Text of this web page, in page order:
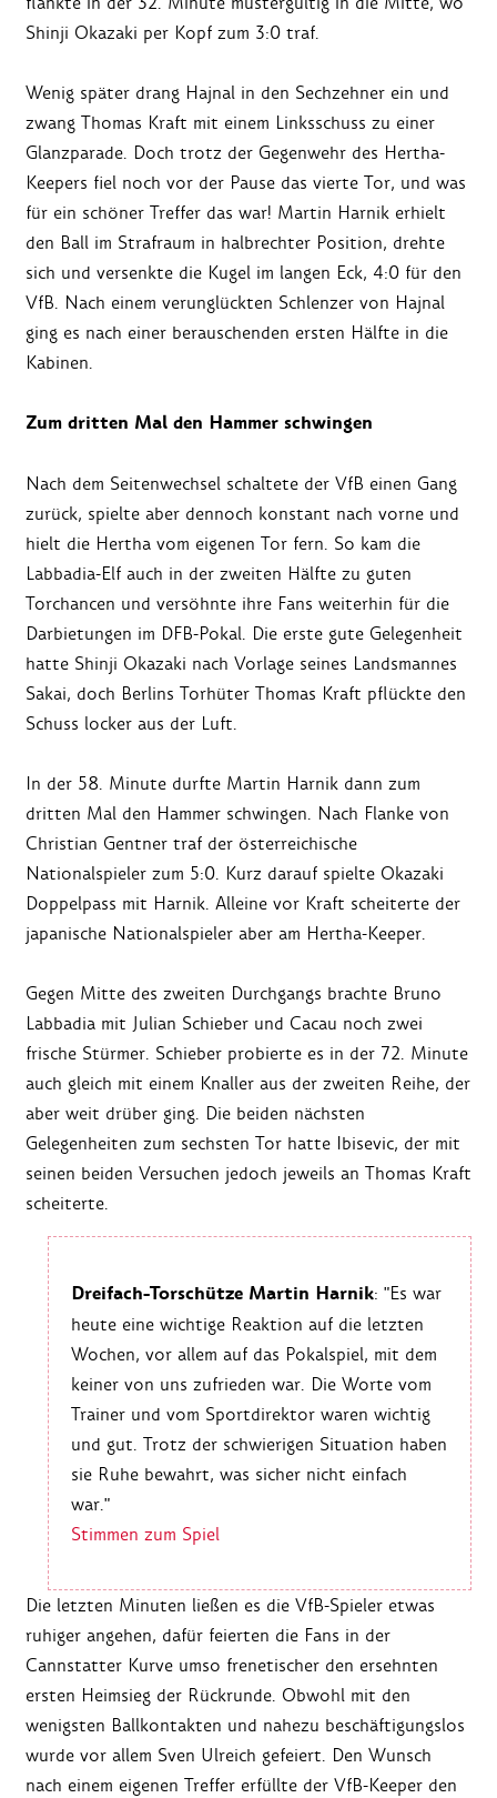
Shinji Okazaki per Kopf zum 3:0 traf.
Wenig später drang Hajnal in den Sechzehner ein und
zwang Thomas Kraft mit einem Linksschuss zu einer
Glanzparade. Doch trotz der Gegenwehr des Hertha-
Keepers fiel noch vor der Pause das vierte Tor, und was
für ein schöner Treffer das war! Martin Harnik erhielt
den Ball im Strafraum in halbrechter Position, drehte
sich und versenkte die Kugel im langen Eck, 4:0 für den
VfB. Nach einem verunglückten Schlenzer von Hajnal
ging es nach einer berauschenden ersten Hälfte in die
Kabinen.
Zum dritten Mal den Hammer schwingen
Nach dem Seitenwechsel schaltete der VfB einen Gang
zurück, spielte aber dennoch konstant nach vorne und
hielt die Hertha vom eigenen Tor fern. So kam die
Labbadia-Elf auch in der zweiten Hälfte zu guten
Torchancen und versöhnte ihre Fans weiterhin für die
Darbietungen im DFB-Pokal. Die erste gute Gelegenheit
hatte Shinji Okazaki nach Vorlage seines Landsmannes
Sakai, doch Berlins Torhüter Thomas Kraft pflückte den
Schuss locker aus der Luft.
In der 58. Minute durfte Martin Harnik dann zum
dritten Mal den Hammer schwingen. Nach Flanke von
Christian Gentner traf der österreichische
Nationalspieler zum 5:0. Kurz darauf spielte Okazaki
Doppelpass mit Harnik. Alleine vor Kraft scheiterte der
japanische Nationalspieler aber am Hertha-Keeper.
Gegen Mitte des zweiten Durchgangs brachte Bruno
Labbadia mit Julian Schieber und Cacau noch zwei
frische Stürmer. Schieber probierte es in der 72. Minute
auch gleich mit einem Knaller aus der zweiten Reihe, der
aber weit drüber ging. Die beiden nächsten
Gelegenheiten zum sechsten Tor hatte Ibisevic, der mit
seinen beiden Versuchen jedoch jeweils an Thomas Kraft
scheiterte.
Dreifach-Torschütze Martin Harnik: "Es war
heute eine wichtige Reaktion auf die letzten
Wochen, vor allem auf das Pokalspiel, mit dem
keiner von uns zufrieden war. Die Worte vom
Trainer und vom Sportdirektor waren wichtig
und gut. Trotz der schwierigen Situation haben
sie Ruhe bewahrt, was sicher nicht einfach
war."
Stimmen zum Spiel
Die letzten Minuten ließen es die VfB-Spieler etwas
ruhiger angehen, dafür feierten die Fans in der
Cannstatter Kurve umso frenetischer den ersehnten
ersten Heimsieg der Rückrunde. Obwohl mit den
wenigsten Ballkontakten und nahezu beschäftigungslos
wurde vor allem Sven Ulreich gefeiert. Den Wunsch
nach einem eigenen Treffer erfüllte der VfB-Keeper den